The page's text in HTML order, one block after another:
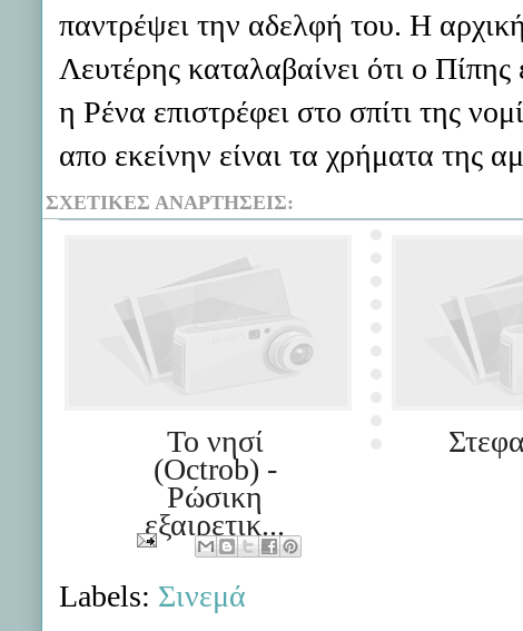
παντρέψει την αδελφή του. Η
Λευτέρης καταλαβαίνει ότι ο
η Ρένα επιστρέφει στο σπίτι της
απο εκείνην είναι τα χρήματα της
ΣΧΕΤΙΚΈΣ ΑΝΑΡΤΉΣΕΙΣ:
Το νησί
(Octrob) -
Ρώσικη
εξαιρετικ...
Labels: Σινεμά